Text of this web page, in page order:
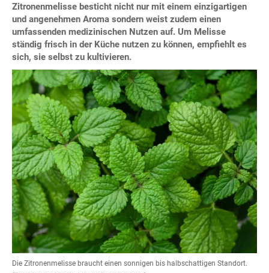
Zitronenmelisse besticht nicht nur mit einem einzigartigen
und angenehmen Aroma sondern weist zudem einen
umfassenden medizinischen Nutzen auf. Um Melisse
ständig frisch in der Küche nutzen zu können, empfiehlt es
sich, sie selbst zu kultivieren.
Die Zitronenmelisse braucht einen sonnigen bis halbschattigen Standort.